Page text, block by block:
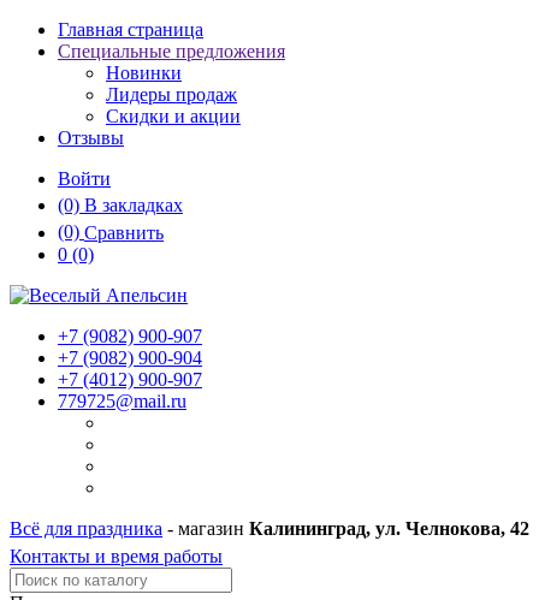
Главная страница
Специальные предложения
Новинки
Лидеры продаж
Скидки и акции
Отзывы
Войти
(0) В закладках
(0) Сравнить
0 (0)
+7 (9082) 900-907
+7 (9082) 900-904
+7 (4012) 900-907
779725@mail.ru
Всё для праздника - магазин Калининград, ул. Челнокова, 42
Контакты и время работы